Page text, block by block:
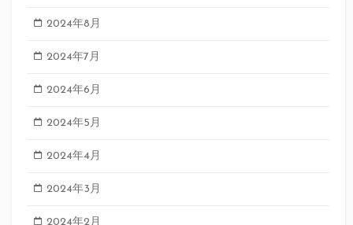
2024年8月
2024年7月
2024年6月
2024年5月
2024年4月
2024年3月
2024年2月